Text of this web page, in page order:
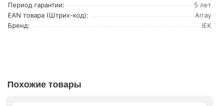
Период гарантии:
5 лет
EAN товара (Штрих-код):
Array
Бренд:
IEK
Похожие товары